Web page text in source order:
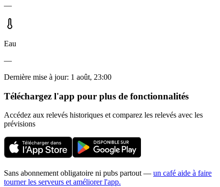
—
Eau
—
Dernière mise à jour: 1 août, 23:00
Téléchargez l'app pour plus de fonctionnalités
Accédez aux relevés historiques et comparez les relevés avec les
prévisions
Sans abonnement obligatoire ni pubs partout — un café aide à faire
tourner les serveurs et améliorer l'app.